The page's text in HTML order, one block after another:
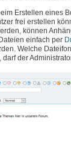
Erstellen eines
frei erstellen
können
einfach per
Welche
der